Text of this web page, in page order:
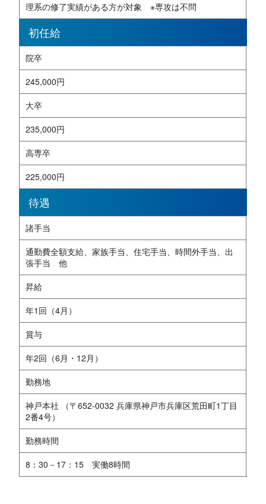
理系の修了実績がある方が対象 ※専攻は不問
初任給
院卒
245,000円
大卒
235,000円
高専卒
225,000円
待遇
諸手当
通勤費全額支給、家族手当、住宅手当、時間外手当、出
張手当 他
昇給
年1回（4月）
賞与
年2回（6月・12月）
勤務地
神戸本社 （〒652-0032 兵庫県神戸市兵庫区荒田町1丁目
2番4号）
勤務時間
8：30－17：15 実働8時間